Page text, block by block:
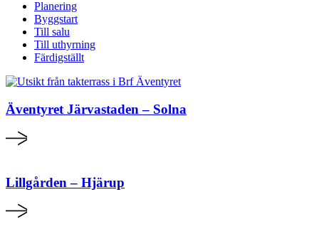
Planering
Byggstart
Till salu
Till uthyrning
Färdigställt
Äventyret Järvastaden – Solna
Lillgården – Hjärup